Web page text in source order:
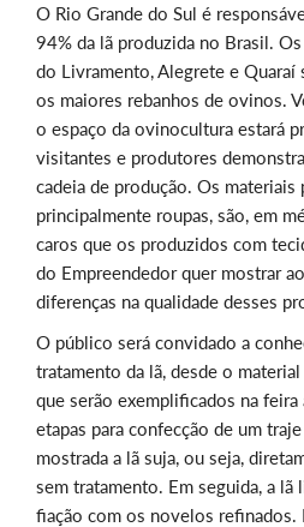
O Rio Grande do Sul é
94% da lã produzida no Brasil.
do Livramento, Alegrete e Quaraí
os maiores rebanhos de ovinos.
o espaço da ovinocultura estará
visitantes e produtores
cadeia de produção. Os
principalmente roupas, são, em
caros que os produzidos com
do Empreendedor quer mostrar
diferenças na qualidade desses
O público será convidado a
tratamento da lã, desde o
que serão exemplificados na feira
etapas para confecção de um
mostrada a lã suja, ou seja,
sem tratamento. Em seguida, a lã
fiação com os novelos refinados.